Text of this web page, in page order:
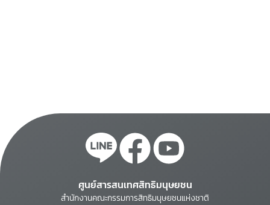
ศูนย์สารสนเทศสิทธิมนุษยชน
สำนักงานคณะกรรมการสิทธิมนุษยชนแห่งชาติ